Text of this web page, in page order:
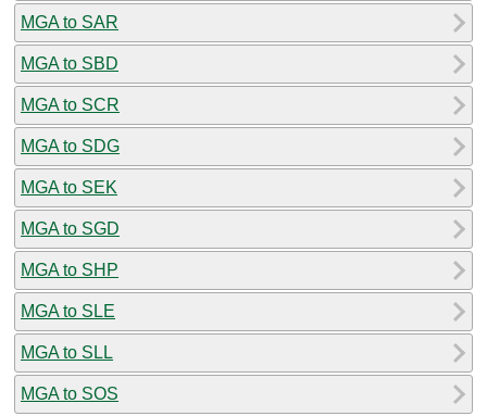
MGA to SAR
MGA to SBD
MGA to SCR
MGA to SDG
MGA to SEK
MGA to SGD
MGA to SHP
MGA to SLE
MGA to SLL
MGA to SOS